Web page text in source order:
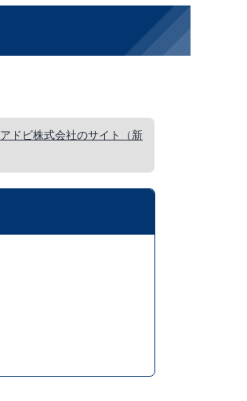
アドビ株式会社のサイト（新